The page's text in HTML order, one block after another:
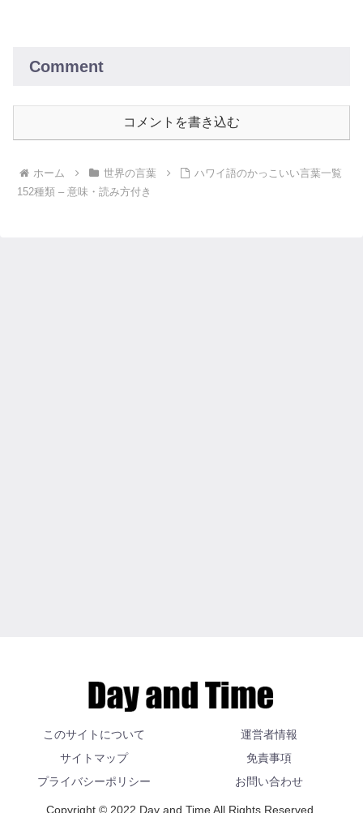
Comment
コメントを書き込む
ホーム 世界の言葉
ハワイ語のかっこいい言葉一覧
152種類 – 意味・読み方付き
このサイトについて
運営者情報
サイトマップ
免責事項
プライバシーポリシー
お問い合わせ
Copyright © 2022 Day and Time All Rights Reserved.